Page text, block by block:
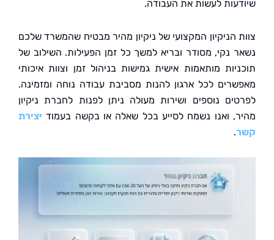
לעשות את העבודה.
הניקיון המקצועי של ניקיון מהיר מבטיח שהמשרד שלכם
נקי, מסודר ובריא למשך כל זמן הפעילות. השילוב של
מותאמות אישית גמישות בניהול זמן וצוות איכותי
לכל ארגון להנות מסביבת עבודה נוחה ומזמינה.
נוספים ושירות מעולה ניתן לפנות לחברת ניקיון
ואנו נשמח לסייע בכל שאלה או בקשה בעמודיצירת